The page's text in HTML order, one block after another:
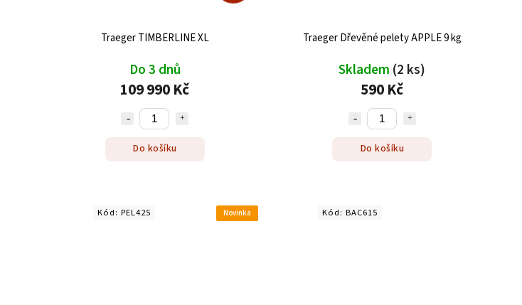
Traeger TIMBERLINE XL
Do 3 dnů
109 990 Kč
Do košíku
Traeger Dřevěné pelety APPLE 9 kg
Skladem (2 ks)
590 Kč
Do košíku
Novinka
Kód: PEL425 Kód:BAC615